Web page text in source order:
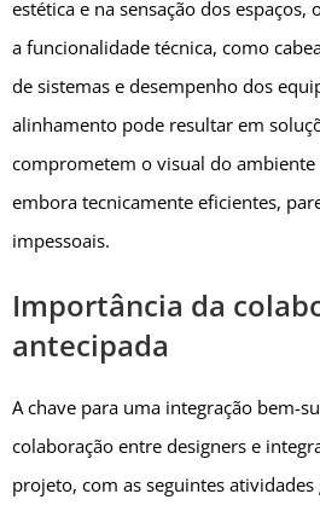
estética e na sensação dos
a funcionalidade técnica, como
de sistemas e desempenho dos
alinhamento pode resultar em
comprometem o visual do ambiente
embora tecnicamente eficientes,
impessoais.
Importância da
antecipada
A chave para uma integração bem-
colaboração entre designers e
projeto, com as seguintes